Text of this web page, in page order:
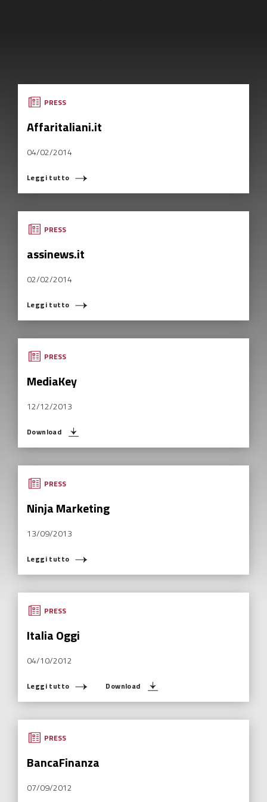
PRESS
Affaritaliani.it
04/02/2014
Leggi tutto
PRESS
assinews.it
02/02/2014
Leggi tutto
PRESS
MediaKey
12/12/2013
Download
PRESS
Ninja Marketing
13/09/2013
Leggi tutto
PRESS
Italia Oggi
04/10/2012
Leggi tutto Download
PRESS
BancaFinanza
07/09/2012
COSA STAI CERCANDO?